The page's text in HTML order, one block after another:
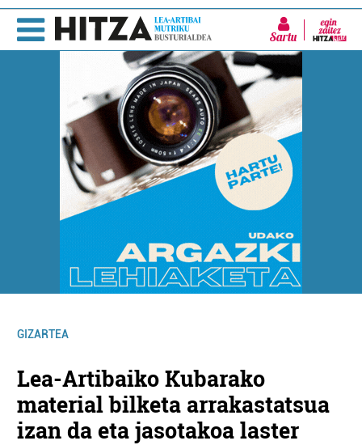
Sartu
GIZARTEA
Lea-Artibaiko Kubarako
material bilketa arrakastatsua
izan da eta jasotakoa laster